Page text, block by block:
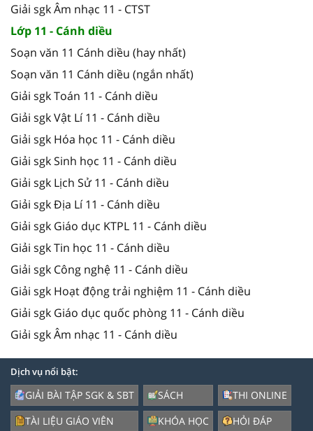
Giải sgk Âm nhạc 11 - CTST
Lớp 11 - Cánh diều
Soạn văn 11 Cánh diều (hay nhất)
Soạn văn 11 Cánh diều (ngắn nhất)
Giải sgk Toán 11 - Cánh diều
Giải sgk Vật Lí 11 - Cánh diều
Giải sgk Hóa học 11 - Cánh diều
Giải sgk Sinh học 11 - Cánh diều
Giải sgk Lịch Sử 11 - Cánh diều
Giải sgk Địa Lí 11 - Cánh diều
Giải sgk Giáo dục KTPL 11 - Cánh diều
Giải sgk Tin học 11 - Cánh diều
Giải sgk Công nghệ 11 - Cánh diều
Giải sgk Hoạt động trải nghiệm 11 - Cánh diều
Giải sgk Giáo dục quốc phòng 11 - Cánh diều
Giải sgk Âm nhạc 11 - Cánh diều
Dịch vụ nổi bật:
GIẢI BÀI TẬP SGK & SBT
TÀI LIỆU GIÁO VIÊN
SÁCH
KHÓA HỌC
THI ONLINE
HỎI ĐÁP